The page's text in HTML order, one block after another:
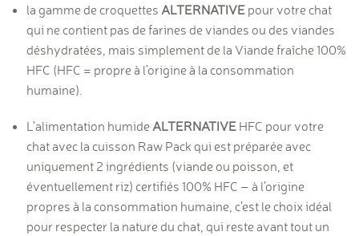
la gamme de croquettes ALTERNATIVEpour votre chat
qui ne contient pas de farines de viandes ou des viandes
déshydratées, mais simplement de la Viande fraîche 100%
HFC (HFC = propre à l’origine à la consommation
humaine).
L'alimentation humideALTERNATIVEHFC pour votre
chat avec la cuisson Raw Pack qui est préparée avec
uniquement 2 ingrédients (viande ou poisson, et
éventuellement riz) certifiés 100% HFC – à l’origine
propres à la consommation humaine, c’est le choix idéal
pour respecter la nature du chat, qui reste avant tout un